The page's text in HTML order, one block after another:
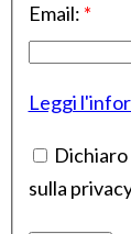
Email: *
Leggi
sulla